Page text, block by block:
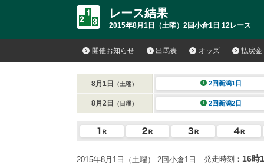
レース結果
2015年8月1日（土曜）2回小倉1日 12レース
開催お知らせ 出馬表 オッズ 払戻金
8月1日 （土曜） 2回新潟1日
8月2日 （日曜） 2回新潟2日
2015年8月1日（土曜） 2回小倉1日 発走時刻： 16時